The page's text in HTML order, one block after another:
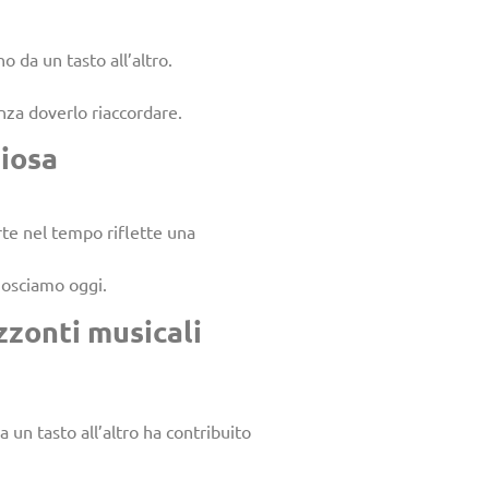
da un tasto all’altro.
doverlo riaccordare.
nel tempo riflette una
oggi.
musicali
un tasto all’altro ha contribuito